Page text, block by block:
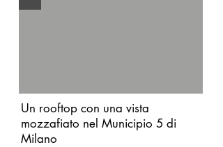
Un rooftop con una vista
mozzafiato nel Municipio 5 di
Milano